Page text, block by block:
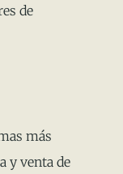
de
más
y venta de